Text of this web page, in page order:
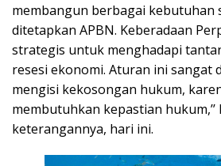
membangun berbagai kebutuhan
ditetapkan APBN. Keberadaan
strategis untuk menghadapi
resesi ekonomi. Aturan ini sangat
mengisi kekosongan hukum,
membutuhkan kepastian
keterangannya, hari ini.